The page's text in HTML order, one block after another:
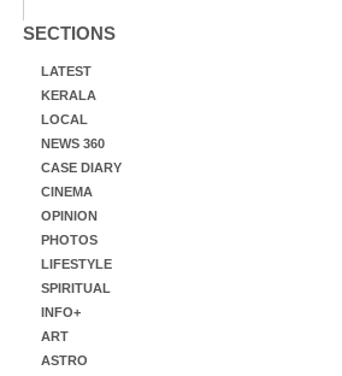
SECTIONS
LATEST
KERALA
LOCAL
NEWS 360
CASE DIARY
CINEMA
OPINION
PHOTOS
LIFESTYLE
SPIRITUAL
INFO+
ART
ASTRO